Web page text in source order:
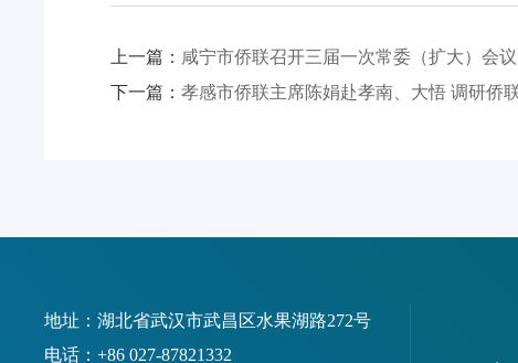
上一篇： 咸宁市侨联召开三届一次常委（扩大）会
下一篇：孝感市侨联主席陈娟赴孝南、大悟 调研侨
地址：湖北省武汉市武昌区水果湖路272号
电话：+86 027-87821332